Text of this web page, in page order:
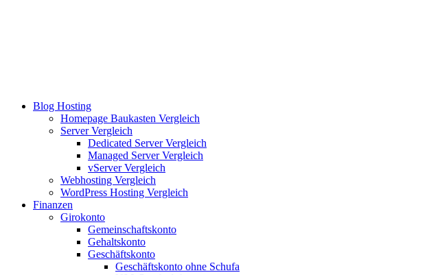
Blog Hosting
Homepage Baukasten Vergleich
Server Vergleich
Dedicated Server Vergleich
Managed Server Vergleich
vServer Vergleich
Webhosting Vergleich
WordPress Hosting Vergleich
Finanzen
Girokonto
Gemeinschaftskonto
Gehaltskonto
Geschäftskonto
Geschäftskonto ohne Schufa